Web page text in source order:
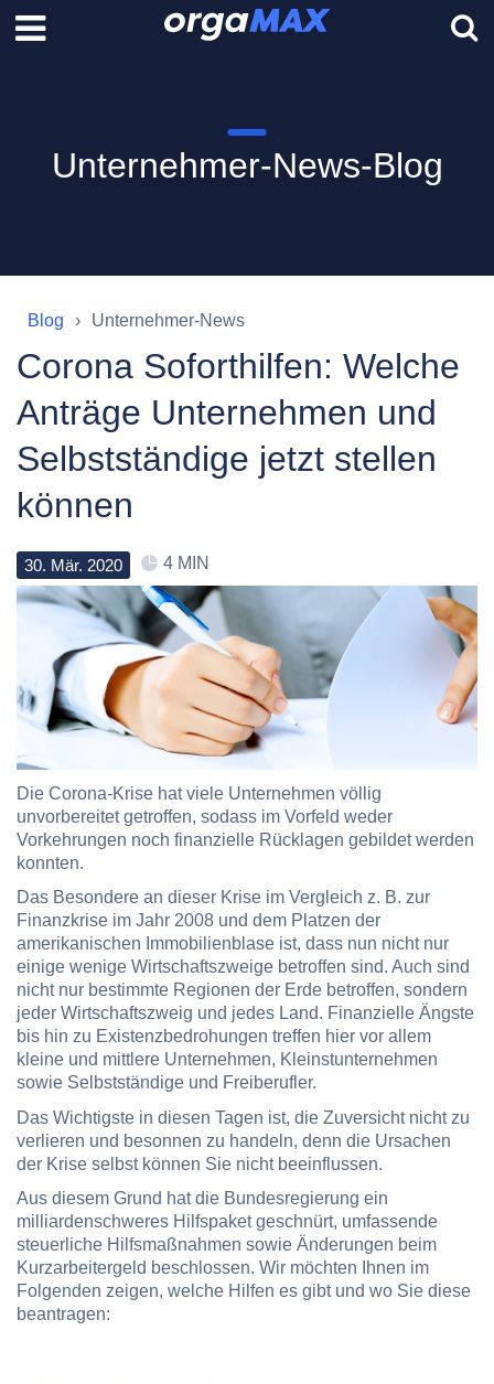
Unternehmer-News-Blog
Blog Unternehmer-News
Corona Soforthilfen: Welche
Anträge Unternehmen und
Selbstständige jetzt stellen
können
30. Mär. 2020 4 MIN
Die Corona-Krise hat viele Unternehmen völlig
unvorbereitet getroffen, sodass im Vorfeld weder
Vorkehrungen noch finanzielle Rücklagen gebildet werden
konnten.
Das Besondere an dieser Krise im Vergleich z. B. zur
Finanzkrise im Jahr 2008 und dem Platzen der
amerikanischen Immobilienblase ist, dass nun nicht nur
einige wenige Wirtschaftszweige betroffen sind. Auch sind
nicht nur bestimmte Regionen der Erde betroffen, sondern
jeder Wirtschaftszweig und jedes Land. Finanzielle Ängste
bis hin zu Existenzbedrohungen treffen hier vor allem
kleine und mittlere Unternehmen, Kleinstunternehmen
sowie Selbstständige und Freiberufler.
Das Wichtigste in diesen Tagen ist, die Zuversicht nicht zu
verlieren und besonnen zu handeln, denn die Ursachen
der Krise selbst können Sie nicht beeinflussen.
Aus diesem Grund hat die Bundesregierung ein
milliardenschweres Hilfspaket geschnürt, umfassende
steuerliche Hilfsmaßnahmen sowie Änderungen beim
Kurzarbeitergeld beschlossen. Wir möchten Ihnen im
Folgenden zeigen, welche Hilfen es gibt und wo Sie diese
beantragen: